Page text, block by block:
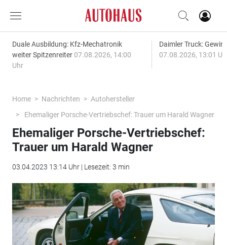
Duale Ausbildung: Kfz-Mechatronik
weiter Spitzenreiter 07.08.2026, 14:00
Uhr
Daimler Truck:
07.08.2026, 13:01
Home Nachrichten
Autohersteller
Ehemaliger Porsche-Vertriebschef: Trauer um Harald Wagner
Ehemaliger Porsche-Vertriebschef:
Trauer um Harald Wagner
03.04.2023 13:14 Uhr | Lesezeit: 3 min